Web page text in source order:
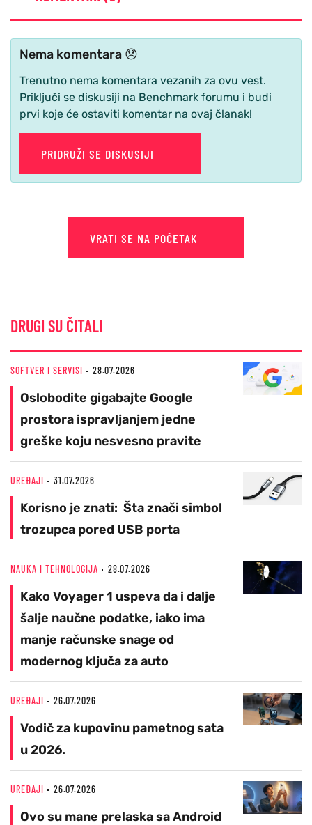
Nema komentara 😞
Trenutno nema komentara vezanih za ovu vest.
Priključi se diskusiji na Benchmark forumu i budi
prvi koje će ostaviti komentar na ovaj članak!
PRIDRUŽI SE DISKUSIJI
VRATI SE NA POČETAK
DRUGI SU ČITALI
SOFTVER I SERVISI 28.07.2026
Oslobodite gigabajte Google
prostora ispravljanjem jedne
greške koju nesvesno pravite
UREĐAJI 31.07.2026
Korisno je znati: Šta znači simbol
trozupca pored USB porta
NAUKA I TEHNOLOGIJA 28.07.2026
Kako Voyager 1 uspeva da i dalje
šalje naučne podatke, iako ima
manje računske snage od
modernog ključa za auto
UREĐAJI 26.07.2026
Vodič za kupovinu pametnog sata
u 2026.
UREĐAJI 26.07.2026
Ovo su mane prelaska sa Android